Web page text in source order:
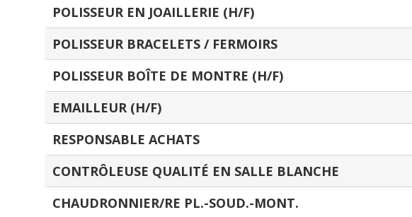
POLISSEUR EN JOAILLERIE (H/F)
POLISSEUR BRACELETS / FERMOIRS
POLISSEUR BOÎTE DE MONTRE (H/F)
EMAILLEUR (H/F)
RESPONSABLE ACHATS
CONTRÔLEUSE QUALITÉ EN SALLE BLANCHE
CHAUDRONNIER/RE PL.-SOUD.-MONT.